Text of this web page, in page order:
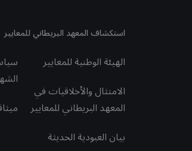
استكشاف المعهد البريطاني للمعايير
الهيئة الوطنية للمعايير
الامتثال والأخلاقيات في
المعهد البريطاني للمعايير
بيان العبودية الحديثة